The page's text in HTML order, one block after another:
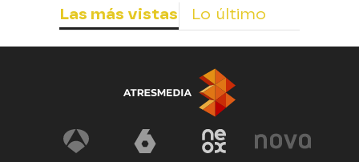
Las más vistas Lo último